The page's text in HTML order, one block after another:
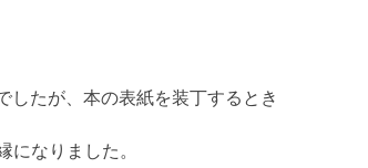
したが、本の表紙を装丁するとき
になりました。